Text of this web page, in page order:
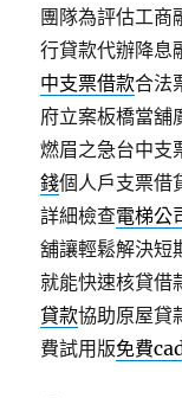
團隊為評估工商
行貸款代辦降息
中支票借款合法
府立案板橋當舖
燃眉之急台中支
錢個人戶支票借
詳細檢查電梯公
舖讓輕鬆解決短
就能快速核貸借
貸款協助原屋貸
費試用版免費